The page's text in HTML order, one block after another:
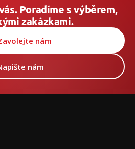
Poradíme s výběrem,
zakázkami.
nám
nám